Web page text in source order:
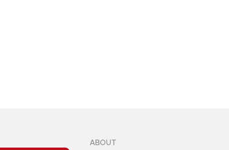
ABOUT